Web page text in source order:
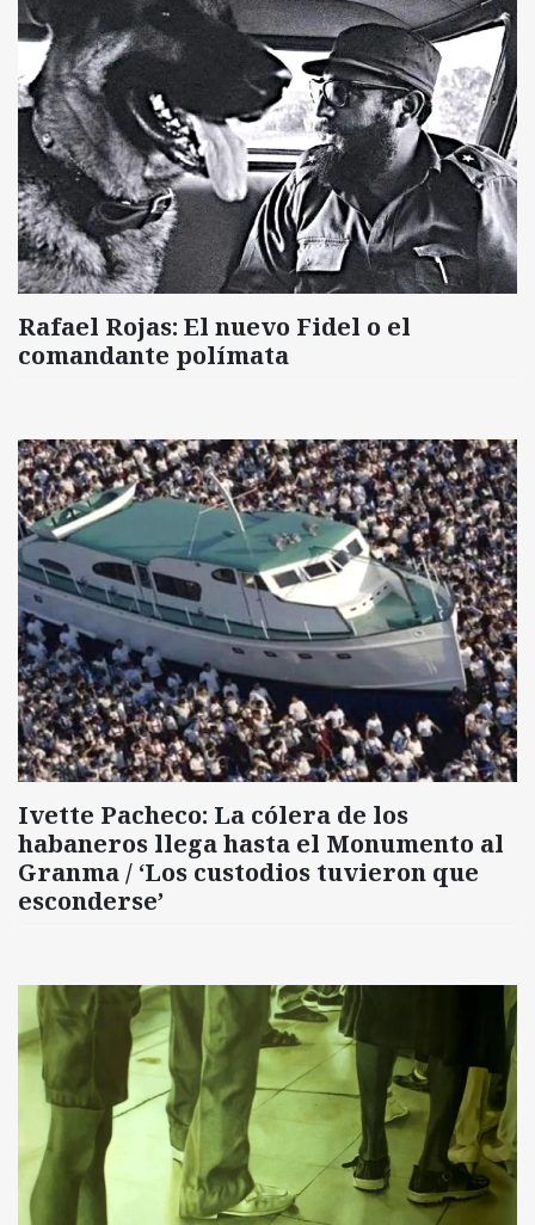
Rafael Rojas: El nuevo Fidel o el
comandante polímata
Ivette Pacheco: La cólera de los
habaneros llega hasta el Monumento al
Granma / ‘Los custodios tuvieron que
esconderse’